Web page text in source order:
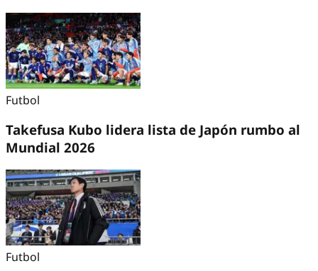
Futbol
Takefusa Kubo lidera lista de Japón rumbo al
Mundial 2026
Futbol